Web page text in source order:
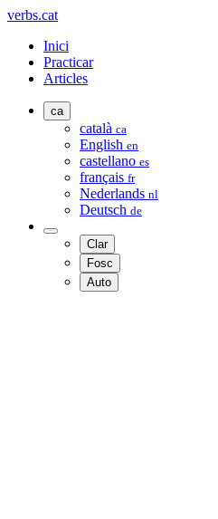
verbs.cat
Inici
Practicar
Articles
ca
català ca
English en
castellano es
français fr
Nederlands nl
Deutsch de
Clar
Fosc
Auto